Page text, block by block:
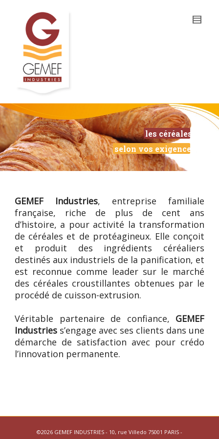
selon vos exigences
les céréales
GEMEF Industries, entreprise familiale
française, riche de plus de cent ans
d’histoire, a pour activité la transformation
de céréales et de protéagineux. Elle conçoit
et produit des ingrédients céréaliers
destinés aux industriels de la panification, et
est reconnue comme leader sur le marché
des céréales croustillantes obtenues par le
procédé de cuisson-extrusion.
Véritable partenaire de confiance, GEMEF
Industries s’engage avec ses clients dans une
démarche de satisfaction avec pour crédo
l’innovation permanente.
©2026 GEMEF INDUSTRIES - 10, rue Villedo 75001 PARIS -